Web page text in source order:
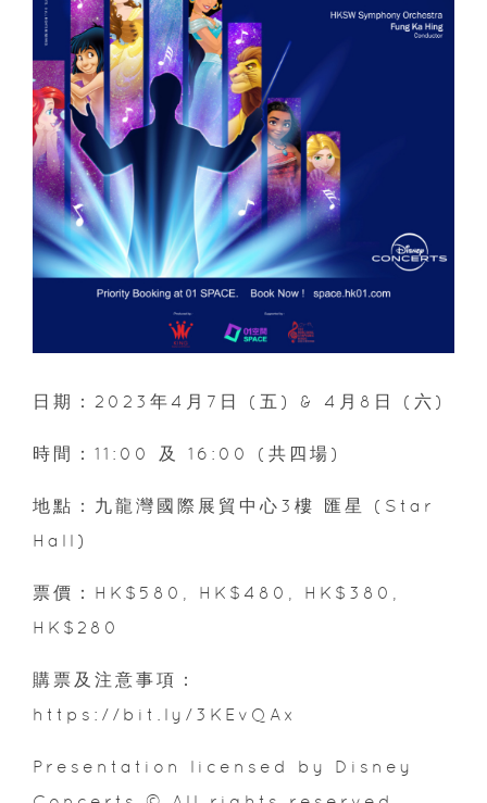
日期：2023年4月7日 (五) & 4月8日 (六)
時間：11:00 及 16:00 (共四場)
地點：九龍灣國際展貿中心3樓 匯星 (Star
Hall)
票價：HK$580, HK$480, HK$380,
HK$280
購票及注意事項：
https://bit.ly/3KEvQAx
Presentation licensed by Disney